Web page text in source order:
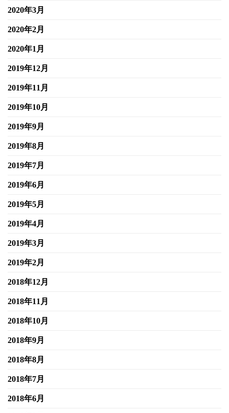
2020年3月
2020年2月
2020年1月
2019年12月
2019年11月
2019年10月
2019年9月
2019年8月
2019年7月
2019年6月
2019年5月
2019年4月
2019年3月
2019年2月
2018年12月
2018年11月
2018年10月
2018年9月
2018年8月
2018年7月
2018年6月